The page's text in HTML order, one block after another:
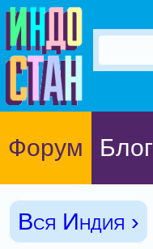
Форум Блог
Вся Индия ›